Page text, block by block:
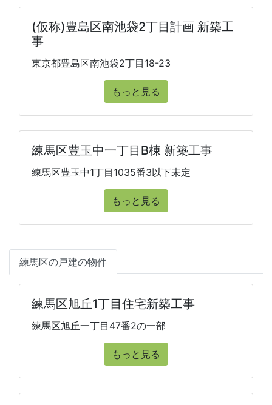
(仮称)豊島区南池袋2丁目計画 新築工
事
東京都豊島区南池袋2丁目18-23
もっと見る
練馬区豊玉中一丁目B棟 新築工事
練馬区豊玉中1丁目1035番3以下未定
もっと見る
練馬区の戸建の物件
練馬区旭丘1丁目住宅新築工事
練馬区旭丘一丁目47番2の一部
もっと見る